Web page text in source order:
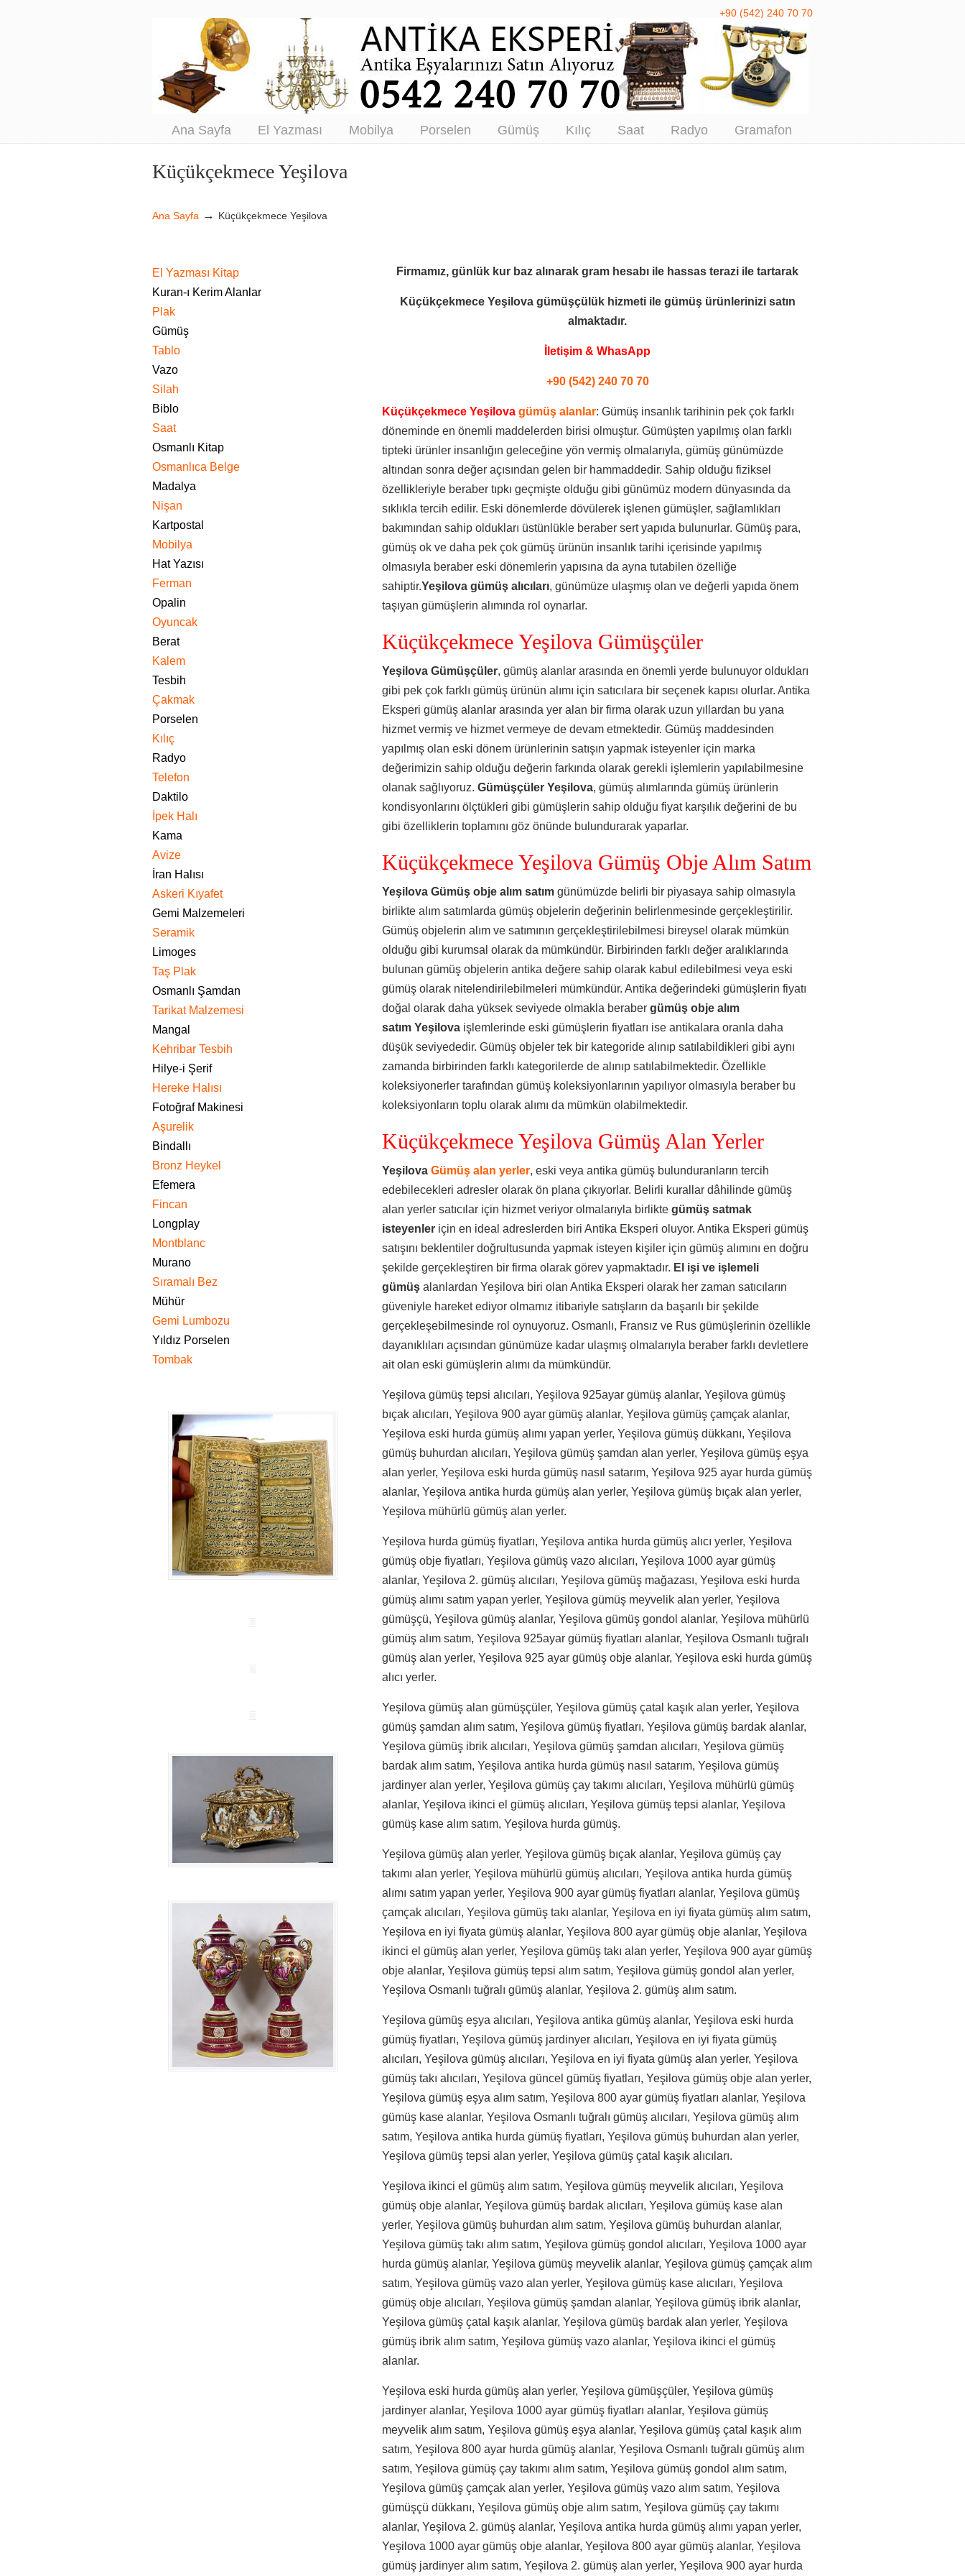
Antikacı – Antika Eşya Alanlar – Antika Alım
Satım
+90 (542) 240 70 70
Ana Sayfa El Yazması Mobilya Porselen Gümüş Kılıç Saat Radyo Gramafon
Navigation
Küçükçekmece Yeşilova
Ana Sayfa → Küçükçekmece Yeşilova
Firmamız, günlük kur baz alınarak gram hesabı ile hassas terazi ile tartarak
Küçükçekmece Yeşilova gümüşçülük hizmeti ile gümüş ürünlerinizi satın
almaktadır.
İletişim & WhasApp
+90 (542) 240 70 70
Küçükçekmece Yeşilova gümüş alanlar: Gümüş insanlık tarihinin pek çok farklı
döneminde en önemli maddelerden birisi olmuştur. Gümüşten yapılmış olan farklı
tipteki ürünler insanlığın geleceğine yön vermiş olmalarıyla, gümüş günümüzde
altından sonra değer açısından gelen bir hammaddedir. Sahip olduğu fiziksel
özellikleriyle beraber tıpkı geçmişte olduğu gibi günümüz modern dünyasında da
sıklıkla tercih edilir. Eski dönemlerde dövülerek işlenen gümüşler, sağlamlıkları
bakımından sahip oldukları üstünlükle beraber sert yapıda bulunurlar. Gümüş para,
gümüş ok ve daha pek çok gümüş ürünün insanlık tarihi içerisinde yapılmış
olmasıyla beraber eski dönemlerin yapısına da ayna tutabilen özelliğe
sahiptir.Yeşilova gümüş alıcıları, günümüze ulaşmış olan ve değerli yapıda önem
taşıyan gümüşlerin alımında rol oynarlar.
Küçükçekmece Yeşilova Gümüşçüler
Yeşilova Gümüşçüler, gümüş alanlar arasında en önemli yerde bulunuyor oldukları
gibi pek çok farklı gümüş ürünün alımı için satıcılara bir seçenek kapısı olurlar. Antika
Eksperi gümüş alanlar arasında yer alan bir firma olarak uzun yıllardan bu yana
hizmet vermiş ve hizmet vermeye de devam etmektedir. Gümüş maddesinden
yapılmış olan eski dönem ürünlerinin satışın yapmak isteyenler için marka
değerimizin sahip olduğu değerin farkında olarak gerekli işlemlerin yapılabilmesine
olanak sağlıyoruz. Gümüşçüler Yeşilova, gümüş alımlarında gümüş ürünlerin
kondisyonlarını ölçtükleri gibi gümüşlerin sahip olduğu fiyat karşılık değerini de bu
gibi özelliklerin toplamını göz önünde bulundurarak yaparlar.
Küçükçekmece Yeşilova Gümüş Obje Alım Satım
Yeşilova Gümüş obje alım satım günümüzde belirli bir piyasaya sahip olmasıyla
birlikte alım satımlarda gümüş objelerin değerinin belirlenmesinde gerçekleştirilir.
Gümüş objelerin alım ve satımının gerçekleştirilebilmesi bireysel olarak mümkün
olduğu gibi kurumsal olarak da mümkündür. Birbirinden farklı değer aralıklarında
bulunan gümüş objelerin antika değere sahip olarak kabul edilebilmesi veya eski
gümüş olarak nitelendirilebilmeleri mümkündür. Antika değerindeki gümüşlerin fiyatı
doğal olarak daha yüksek seviyede olmakla beraber gümüş obje alım
satım Yeşilova işlemlerinde eski gümüşlerin fiyatları ise antikalara oranla daha
düşük seviyededir. Gümüş objeler tek bir kategoride alınıp satılabildikleri gibi aynı
zamanda birbirinden farklı kategorilerde de alınıp satılabilmektedir. Özellikle
koleksiyonerler tarafından gümüş koleksiyonlarının yapılıyor olmasıyla beraber bu
koleksiyonların toplu olarak alımı da mümkün olabilmektedir.
Küçükçekmece Yeşilova Gümüş Alan Yerler
Yeşilova Gümüş alan yerler, eski veya antika gümüş bulunduranların tercih
edebilecekleri adresler olarak ön plana çıkıyorlar. Belirli kurallar dâhilinde gümüş
alan yerler satıcılar için hizmet veriyor olmalarıyla birlikte gümüş satmak
isteyenler için en ideal adreslerden biri Antika Eksperi oluyor. Antika Eksperi gümüş
satışını beklentiler doğrultusunda yapmak isteyen kişiler için gümüş alımını en doğru
şekilde gerçekleştiren bir firma olarak görev yapmaktadır. El işi ve işlemeli
gümüş alanlardan Yeşilova biri olan Antika Eksperi olarak her zaman satıcıların
güveniyle hareket ediyor olmamız itibariyle satışların da başarılı bir şekilde
gerçekleşebilmesinde rol oynuyoruz. Osmanlı, Fransız ve Rus gümüşlerinin özellikle
dayanıklıları açısından günümüze kadar ulaşmış olmalarıyla beraber farklı devletlere
ait olan eski gümüşlerin alımı da mümkündür.
Yeşilova gümüş tepsi alıcıları, Yeşilova 925ayar gümüş alanlar, Yeşilova gümüş
bıçak alıcıları, Yeşilova 900 ayar gümüş alanlar, Yeşilova gümüş çamçak alanlar,
Yeşilova eski hurda gümüş alımı yapan yerler, Yeşilova gümüş dükkanı, Yeşilova
gümüş buhurdan alıcıları, Yeşilova gümüş şamdan alan yerler, Yeşilova gümüş eşya
alan yerler, Yeşilova eski hurda gümüş nasıl satarım, Yeşilova 925 ayar hurda gümüş
alanlar, Yeşilova antika hurda gümüş alan yerler, Yeşilova gümüş bıçak alan yerler,
Yeşilova mühürlü gümüş alan yerler.
Yeşilova hurda gümüş fiyatları, Yeşilova antika hurda gümüş alıcı yerler, Yeşilova
gümüş obje fiyatları, Yeşilova gümüş vazo alıcıları, Yeşilova 1000 ayar gümüş
alanlar, Yeşilova 2. gümüş alıcıları, Yeşilova gümüş mağazası, Yeşilova eski hurda
gümüş alımı satım yapan yerler, Yeşilova gümüş meyvelik alan yerler, Yeşilova
gümüşçü, Yeşilova gümüş alanlar, Yeşilova gümüş gondol alanlar, Yeşilova mühürlü
gümüş alım satım, Yeşilova 925ayar gümüş fiyatları alanlar, Yeşilova Osmanlı tuğralı
gümüş alan yerler, Yeşilova 925 ayar gümüş obje alanlar, Yeşilova eski hurda gümüş
alıcı yerler.
Yeşilova gümüş alan gümüşçüler, Yeşilova gümüş çatal kaşık alan yerler, Yeşilova
gümüş şamdan alım satım, Yeşilova gümüş fiyatları, Yeşilova gümüş bardak alanlar,
Yeşilova gümüş ibrik alıcıları, Yeşilova gümüş şamdan alıcıları, Yeşilova gümüş
bardak alım satım, Yeşilova antika hurda gümüş nasıl satarım, Yeşilova gümüş
jardinyer alan yerler, Yeşilova gümüş çay takımı alıcıları, Yeşilova mühürlü gümüş
alanlar, Yeşilova ikinci el gümüş alıcıları, Yeşilova gümüş tepsi alanlar, Yeşilova
gümüş kase alım satım, Yeşilova hurda gümüş.
Yeşilova gümüş alan yerler, Yeşilova gümüş bıçak alanlar, Yeşilova gümüş çay
takımı alan yerler, Yeşilova mühürlü gümüş alıcıları, Yeşilova antika hurda gümüş
alımı satım yapan yerler, Yeşilova 900 ayar gümüş fiyatları alanlar, Yeşilova gümüş
çamçak alıcıları, Yeşilova gümüş takı alanlar, Yeşilova en iyi fiyata gümüş alım satım,
Yeşilova en iyi fiyata gümüş alanlar, Yeşilova 800 ayar gümüş obje alanlar, Yeşilova
ikinci el gümüş alan yerler, Yeşilova gümüş takı alan yerler, Yeşilova 900 ayar gümüş
obje alanlar, Yeşilova gümüş tepsi alım satım, Yeşilova gümüş gondol alan yerler,
Yeşilova Osmanlı tuğralı gümüş alanlar, Yeşilova 2. gümüş alım satım.
Yeşilova gümüş eşya alıcıları, Yeşilova antika gümüş alanlar, Yeşilova eski hurda
gümüş fiyatları, Yeşilova gümüş jardinyer alıcıları, Yeşilova en iyi fiyata gümüş
alıcıları, Yeşilova gümüş alıcıları, Yeşilova en iyi fiyata gümüş alan yerler, Yeşilova
gümüş takı alıcıları, Yeşilova güncel gümüş fiyatları, Yeşilova gümüş obje alan yerler,
Yeşilova gümüş eşya alım satım, Yeşilova 800 ayar gümüş fiyatları alanlar, Yeşilova
gümüş kase alanlar, Yeşilova Osmanlı tuğralı gümüş alıcıları, Yeşilova gümüş alım
satım, Yeşilova antika hurda gümüş fiyatları, Yeşilova gümüş buhurdan alan yerler,
Yeşilova gümüş tepsi alan yerler, Yeşilova gümüş çatal kaşık alıcıları.
Yeşilova ikinci el gümüş alım satım, Yeşilova gümüş meyvelik alıcıları, Yeşilova
gümüş obje alanlar, Yeşilova gümüş bardak alıcıları, Yeşilova gümüş kase alan
yerler, Yeşilova gümüş buhurdan alım satım, Yeşilova gümüş buhurdan alanlar,
Yeşilova gümüş takı alım satım, Yeşilova gümüş gondol alıcıları, Yeşilova 1000 ayar
hurda gümüş alanlar, Yeşilova gümüş meyvelik alanlar, Yeşilova gümüş çamçak alım
satım, Yeşilova gümüş vazo alan yerler, Yeşilova gümüş kase alıcıları, Yeşilova
gümüş obje alıcıları, Yeşilova gümüş şamdan alanlar, Yeşilova gümüş ibrik alanlar,
Yeşilova gümüş çatal kaşık alanlar, Yeşilova gümüş bardak alan yerler, Yeşilova
gümüş ibrik alım satım, Yeşilova gümüş vazo alanlar, Yeşilova ikinci el gümüş
alanlar.
Yeşilova eski hurda gümüş alan yerler, Yeşilova gümüşçüler, Yeşilova gümüş
jardinyer alanlar, Yeşilova 1000 ayar gümüş fiyatları alanlar, Yeşilova gümüş
meyvelik alım satım, Yeşilova gümüş eşya alanlar, Yeşilova gümüş çatal kaşık alım
satım, Yeşilova 800 ayar hurda gümüş alanlar, Yeşilova Osmanlı tuğralı gümüş alım
satım, Yeşilova gümüş çay takımı alım satım, Yeşilova gümüş gondol alım satım,
Yeşilova gümüş çamçak alan yerler, Yeşilova gümüş vazo alım satım, Yeşilova
gümüşçü dükkanı, Yeşilova gümüş obje alım satım, Yeşilova gümüş çay takımı
alanlar, Yeşilova 2. gümüş alanlar, Yeşilova antika hurda gümüş alımı yapan yerler,
Yeşilova 1000 ayar gümüş obje alanlar, Yeşilova 800 ayar gümüş alanlar, Yeşilova
gümüş jardinyer alım satım, Yeşilova 2. gümüş alan yerler, Yeşilova 900 ayar hurda
El Yazması Kitap
Kuran-ı Kerim Alanlar
Plak
Gümüş
Tablo
Vazo
Silah
Biblo
Saat
Osmanlı Kitap
Osmanlıca Belge
Madalya
Nişan
Kartpostal
Mobilya
Hat Yazısı
Ferman
Opalin
Oyuncak
Berat
Kalem
Tesbih
Çakmak
Porselen
Kılıç
Radyo
Telefon
Daktilo
İpek Halı
Kama
Avize
İran Halısı
Askeri Kıyafet
Gemi Malzemeleri
Seramik
Limoges
Taş Plak
Osmanlı Şamdan
Tarikat Malzemesi
Mangal
Kehribar Tesbih
Hilye-i Şerif
Hereke Halısı
Fotoğraf Makinesi
Aşurelik
Bindallı
Bronz Heykel
Efemera
Fincan
Longplay
Montblanc
Murano
Sıramalı Bez
Mühür
Gemi Lumbozu
Yıldız Porselen
Tombak